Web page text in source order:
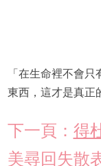
「在生命裡不會
東西，這才是真正
下一頁： 得
美尋回失散